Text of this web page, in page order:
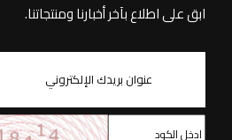
ابق على اطلاع بآخر أخبارنا ومنتجاتنا.